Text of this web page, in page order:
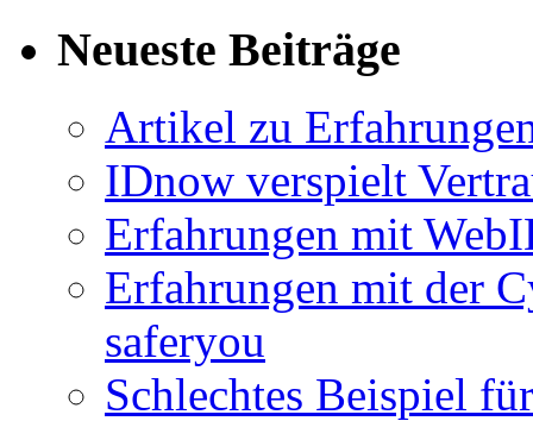
Neueste Beiträge
Artikel zu
IDnow verspielt
Erfahrungen mit
Erfahrungen mit der
saferyou
Schlechtes Beispiel